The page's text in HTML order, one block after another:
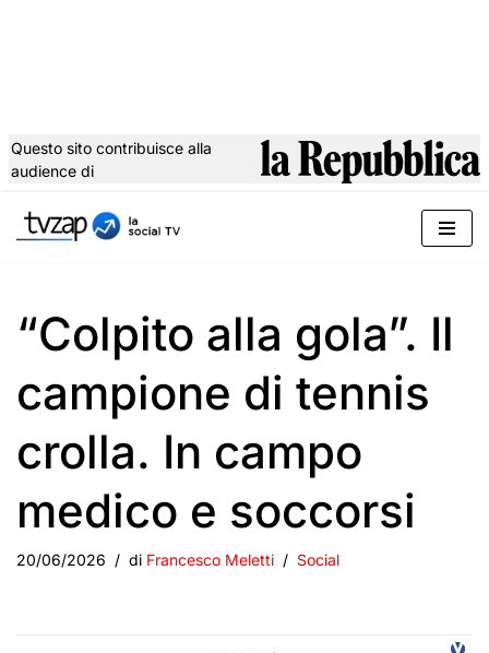
al
Questo sito contribuisce alla
audience di
“Colpito alla gola”. Il
campione di tennis
crolla. In campo
medico e soccorsi
20/06/2026 di Francesco Meletti Social